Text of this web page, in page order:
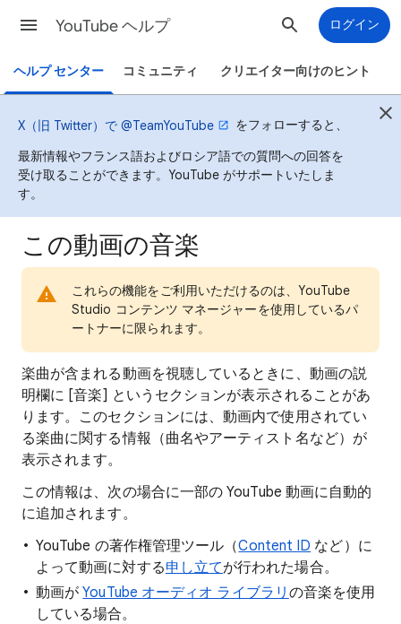
YouTube ヘルプ ログイン
ヘルプ センター コミュニティ クリエイター向けのヒント
X（旧 Twitter）で @TeamYouTube
をフォローすると、
最新情報やフランス語およびロシア語での質問への回答を
受け取ることができます。YouTube がサポートいたしま
す。
この動画の音楽
これらの機能をご利用いただけるのは、YouTube
Studio コンテンツ マネージャーを使用しているパ
ートナーに限られます。
楽曲が含まれる動画を視聴しているときに、動画の説
明欄に [音楽] というセクションが表示されることがあ
ります。このセクションには、動画内で使用されてい
る楽曲に関する情報（曲名やアーティスト名など）が
表示されます。
この情報は、次の場合に一部の YouTube 動画に自動的
に追加されます。
YouTube の著作権管理ツール（Content ID など）に
よって動画に対する申し立てが行われた場合。
動画がYouTube オーディオ ライブラリ の音楽を使用
している場合。